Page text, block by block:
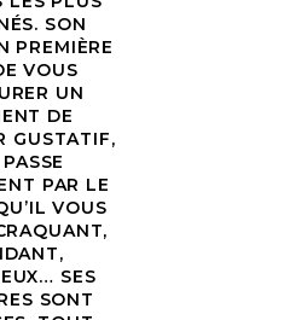
SON
PREMIÈRE
VOUS
UN
DE
GUSTATIF,
PAR LE
VOUS
SES
SONT